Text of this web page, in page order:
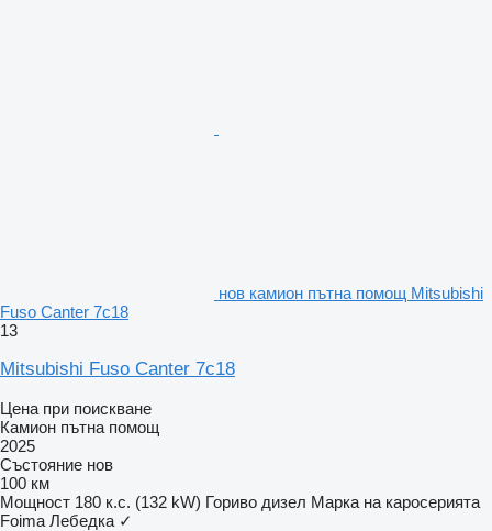
нов камион пътна помощ Mitsubishi
Fuso Canter 7c18
13
Mitsubishi Fuso Canter 7c18
Цена при поискване
Камион пътна помощ
2025
Състояние нов
100 км
Мощност 180 к.с. (132 kW) Гориво дизел Марка на каросерията
Foima Лебедка ✓